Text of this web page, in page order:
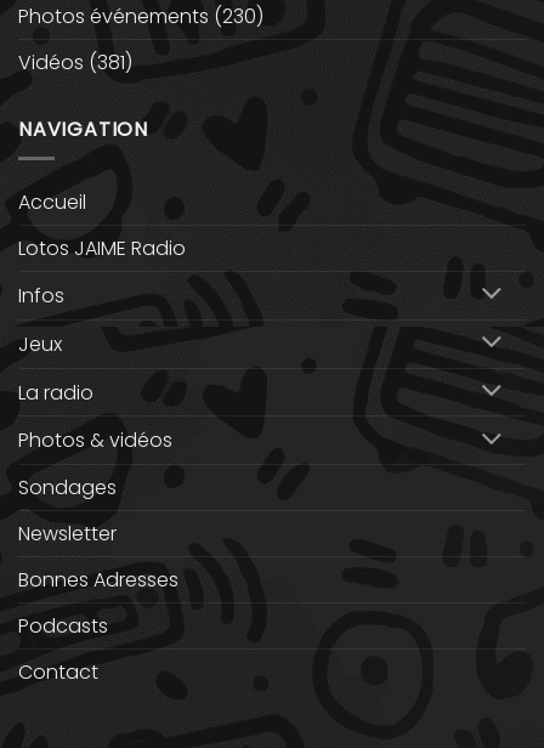
Photos événements (230)
Vidéos (381)
NAVIGATION
Accueil
Lotos JAIME Radio
Infos
Jeux
La radio
Photos & vidéos
Sondages
Newsletter
Bonnes Adresses
Podcasts
Contact